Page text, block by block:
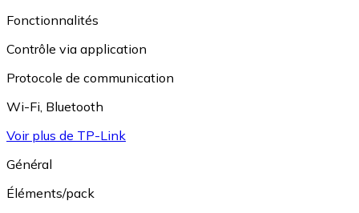
Fonctionnalités
Contrôle via application
Protocole de communication
Wi-Fi, Bluetooth
Voir plus de TP-Link
Général
Éléments/pack